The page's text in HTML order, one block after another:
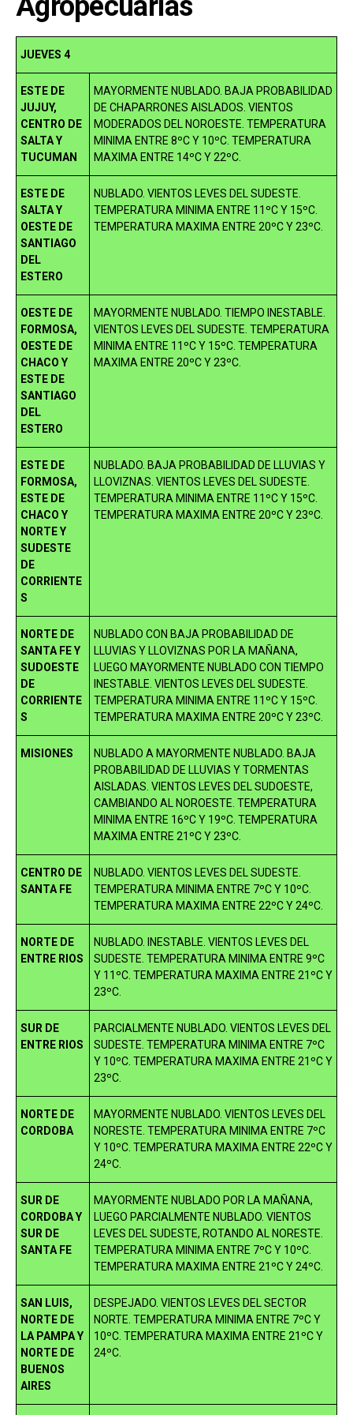
JUEVES 4
ESTE DE
JUJUY,
CENTRO DE
SALTA Y
TUCUMAN
MAYORMENTE NUBLADO. BAJA PROBABILIDAD
DE CHAPARRONES AISLADOS. VIENTOS
MODERADOS DEL NOROESTE. TEMPERATURA
MINIMA ENTRE 8ºC Y 10ºC. TEMPERATURA
MAXIMA ENTRE 14ºC Y 22ºC.
ESTE DE
SALTA Y
OESTE DE
SANTIAGO
DEL
ESTERO
NUBLADO. VIENTOS LEVES DEL SUDESTE.
TEMPERATURA MINIMA ENTRE 11ºC Y 15ºC.
TEMPERATURA MAXIMA ENTRE 20ºC Y 23ºC.
OESTE DE
FORMOSA,
OESTE DE
CHACO Y
ESTE DE
SANTIAGO
DEL
ESTERO
MAYORMENTE NUBLADO. TIEMPO INESTABLE.
VIENTOS LEVES DEL SUDESTE. TEMPERATURA
MINIMA ENTRE 11ºC Y 15ºC. TEMPERATURA
MAXIMA ENTRE 20ºC Y 23ºC.
ESTE DE
FORMOSA,
ESTE DE
CHACO Y
NORTE Y
SUDESTE
DE
CORRIENTE
S
NUBLADO. BAJA PROBABILIDAD DE LLUVIAS Y
LLOVIZNAS. VIENTOS LEVES DEL SUDESTE.
TEMPERATURA MINIMA ENTRE 11ºC Y 15ºC.
TEMPERATURA MAXIMA ENTRE 20ºC Y 23ºC.
NORTE DE
SANTA FE Y
SUDOESTE
DE
CORRIENTE
S
NUBLADO CON BAJA PROBABILIDAD DE
LLUVIAS Y LLOVIZNAS POR LA MAÑANA,
LUEGO MAYORMENTE NUBLADO CON TIEMPO
INESTABLE. VIENTOS LEVES DEL SUDESTE.
TEMPERATURA MINIMA ENTRE 11ºC Y 15ºC.
TEMPERATURA MAXIMA ENTRE 20ºC Y 23ºC.
MISIONES
NUBLADO A MAYORMENTE NUBLADO. BAJA
PROBABILIDAD DE LLUVIAS Y TORMENTAS
AISLADAS. VIENTOS LEVES DEL SUDOESTE,
CAMBIANDO AL NOROESTE. TEMPERATURA
MINIMA ENTRE 16ºC Y 19ºC. TEMPERATURA
MAXIMA ENTRE 21ºC Y 23ºC.
CENTRO DE
SANTA FE
NUBLADO. VIENTOS LEVES DEL SUDESTE.
TEMPERATURA MINIMA ENTRE 7ºC Y 10ºC.
TEMPERATURA MAXIMA ENTRE 22ºC Y 24ºC.
NORTE DE
ENTRE RIOS
NUBLADO. INESTABLE. VIENTOS LEVES DEL
SUDESTE. TEMPERATURA MINIMA ENTRE 9ºC
Y 11ºC. TEMPERATURA MAXIMA ENTRE 21ºC Y
23ºC.
SUR DE
ENTRE RIOS
PARCIALMENTE NUBLADO. VIENTOS LEVES DEL
SUDESTE. TEMPERATURA MINIMA ENTRE 7ºC
Y 10ºC. TEMPERATURA MAXIMA ENTRE 21ºC Y
23ºC.
NORTE DE
CORDOBA
MAYORMENTE NUBLADO. VIENTOS LEVES DEL
NORESTE. TEMPERATURA MINIMA ENTRE 7ºC
Y 10ºC. TEMPERATURA MAXIMA ENTRE 22ºC Y
24ºC.
SUR DE
CORDOBA Y
SUR DE
SANTA FE
MAYORMENTE NUBLADO POR LA MAÑANA,
LUEGO PARCIALMENTE NUBLADO. VIENTOS
LEVES DEL SUDESTE, ROTANDO AL NORESTE.
TEMPERATURA MINIMA ENTRE 7ºC Y 10ºC.
TEMPERATURA MAXIMA ENTRE 21ºC Y 24ºC.
SAN LUIS,
NORTE DE
LA PAMPA Y
NORTE DE
BUENOS
AIRES
DESPEJADO. VIENTOS LEVES DEL SECTOR
NORTE. TEMPERATURA MINIMA ENTRE 7ºC Y
10ºC. TEMPERATURA MAXIMA ENTRE 21ºC Y
24ºC.